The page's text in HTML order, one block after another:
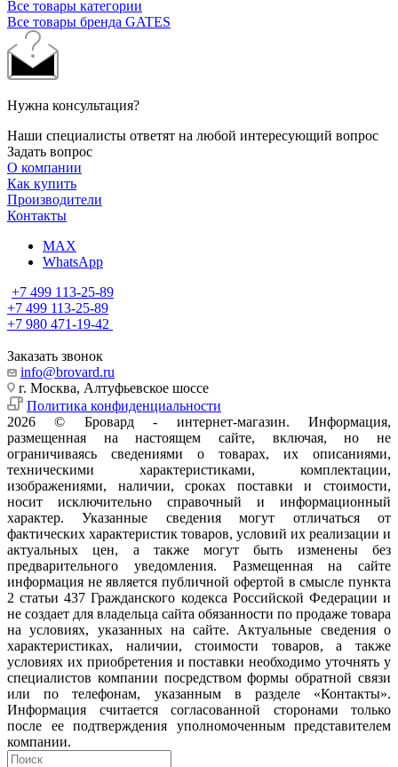
Все товары категории
Все товары бренда GATES
Нужна консультация?
Наши специалисты ответят на любой интересующий вопрос
Задать вопрос
О компании
Как купить
Производители
Контакты
MAX
WhatsApp
+7 499 113-25-89
+7 499 113-25-89
+7 980 471-19-42
Заказать звонок
info@brovard.ru
г. Москва, Алтуфьевское шоссе
Политика конфиденциальности
2026 © Бровард - интернет-магазин. Информация,
размещенная на настоящем сайте, включая, но не
ограничиваясь сведениями о товарах, их описаниями,
техническими характеристиками, комплектации,
изображениями, наличии, сроках поставки и стоимости,
носит исключительно справочный и информационный
характер. Указанные сведения могут отличаться от
фактических характеристик товаров, условий их реализации и
актуальных цен, а также могут быть изменены без
предварительного уведомления. Размещенная на сайте
информация не является публичной офертой в смысле пункта
2 статьи 437 Гражданского кодекса Российской Федерации и
не создает для владельца сайта обязанности по продаже товара
на условиях, указанных на сайте. Актуальные сведения о
характеристиках, наличии, стоимости товаров, а также
условиях их приобретения и поставки необходимо уточнять у
специалистов компании посредством формы обратной связи
или по телефонам, указанным в разделе «Контакты».
Информация считается согласованной сторонами только
после ее подтверждения уполномоченным представителем
компании.